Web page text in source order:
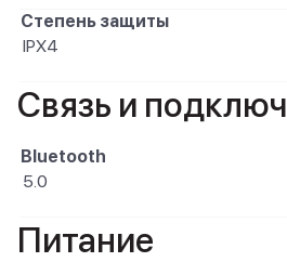
Степень защиты
IPX4
Связь и
Bluetooth
5.0
Питание